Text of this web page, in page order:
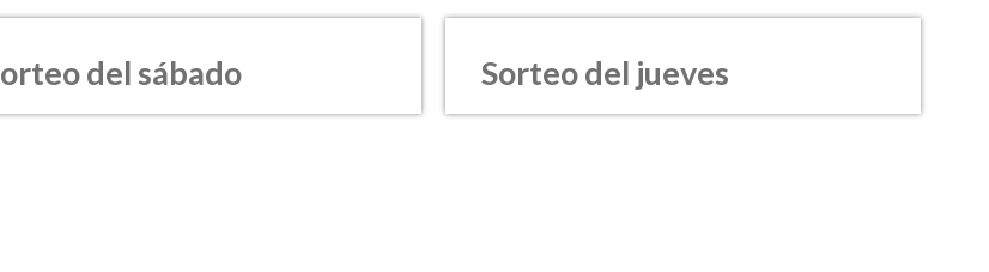
del sábado Sorteo del jueves